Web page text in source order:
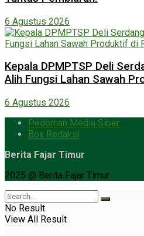
6 Agustus 2026
Kepala DPMPTSP Deli
Alih Fungsi Lahan Sawah
6 Agustus 2026
Pedoman Media Siber
Box Redaksi
Berita Fajar Timur
2025 @ Berita Fajar Timur
No Result
View All Result